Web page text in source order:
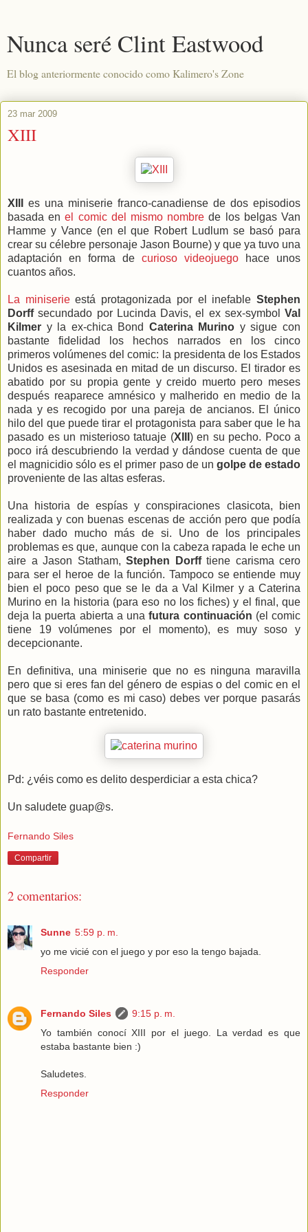
Nunca seré Clint Eastwood
El blog anteriormente conocido como Kalimero's Zone
23 mar 2009
XIII
XIII
es una miniserie franco-canadiense de dos episodios
basada enel comic del mismo nombrede los belgas Van
Hamme y Vance (en el que Robert Ludlum se basó para
crear su célebre personaje Jason Bourne) y que ya tuvo una
adaptación en forma de curioso videojuego hace unos
cuantos años.
La miniserieestá protagonizada por el inefableStephen
Dorffsecundado por Lucinda Davis, el ex sex-symbol Val
Kilmer y la ex-chica Bond Caterina Murino y sigue con
bastante fidelidad los hechos narrados en los cinco
primeros volúmenes del comic: la presidenta de los Estados
Unidos es asesinada en mitad de un discurso. El tirador es
abatido por su propia gente y creido muerto pero meses
después reaparece amnésico y malherido en medio de la
nada y es recogido por una pareja de ancianos. El único
hilo del que puede tirar el protagonista para saber que le ha
pasado es un misterioso tatuaje (XIII ) en su pecho. Poco a
poco irá descubriendo la verdad y dándose cuenta de que
el magnicidio sólo es el primer paso de un golpe de estado
proveniente de las altas esferas.
Una historia de espías y conspiraciones clasicota, bien
realizada y con buenas escenas de acción pero que podía
haber dado mucho más de si. Uno de los principales
problemas es que, aunque con la cabeza rapada le eche un
aire a Jason Statham, Stephen Dorfftiene carisma cero
para ser el heroe de la función. Tampoco se entiende muy
bien el poco peso que se le da a Val Kilmer y a Caterina
Murino en la historia (para eso no los fiches) y el final, que
deja la puerta abierta a unafutura continuación (el comic
tiene 19 volúmenes por el momento), es muy soso y
decepcionante.
En definitiva, una miniserie que no es ninguna maravilla
pero que si eres fan del género de espias o del comic en el
que se basa (como es mi caso) debes ver porque pasarás
un rato bastante entretenido.
Pd: ¿véis como es delito desperdiciar a esta chica?
Un saludete guap@s.
Fernando Siles
Compartir
2 comentarios:
Sunne 5:59 p. m.
yo me vicié con el juego y por eso la tengo bajada.
Responder
Fernando Siles
9:15 p. m.
Yo también conocí XIII por el juego. La verdad es que
estaba bastante bien :)
Saludetes.
Responder